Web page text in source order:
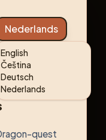
Nederlands
English
Čeština
Deutsch
Nederlands
quest